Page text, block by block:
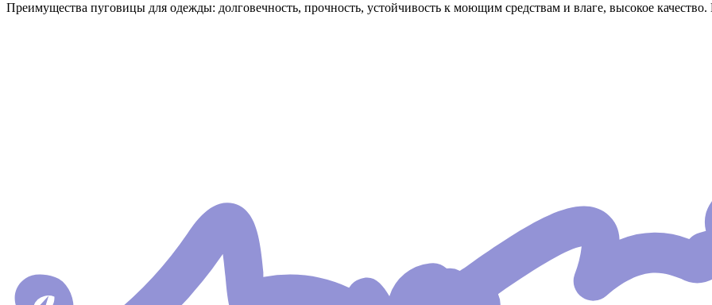
Преимущества пуговицы для одежды: долговечность, прочность, устойчивость к моющим средствам и влаге, высокое